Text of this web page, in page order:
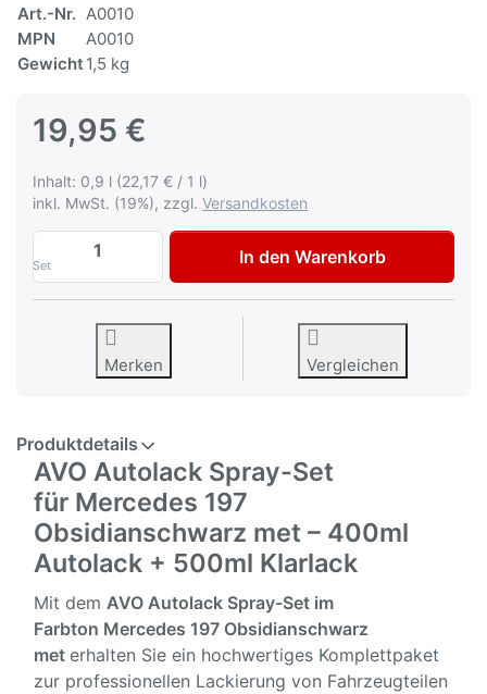
Art.-Nr. A0010
MPN
A0010
Gewicht 1,5 kg
19,95 €
Inhalt: 0,9 l (22,17 € / 1 l)
inkl. MwSt. (19%), zzgl. Versandkosten
Set
AVO Autolack Lackspray-Set für
In den Warenkorb
Merken Vergleichen
Produktdetails
AVO Autolack Spray-Set
für Mercedes 197
Obsidianschwarz met – 400ml
Autolack + 500ml Klarlack
Mit dem AVO Autolack Spray-Set im
Farbton Mercedes 197 Obsidianschwarz
met erhalten Sie ein hochwertiges Komplettpaket
zur professionellen Lackierung von Fahrzeugteilen